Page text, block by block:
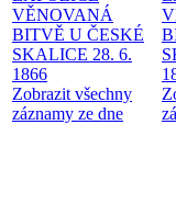
VĚNOVANÁ
BITVĚ U ČESKÉ
SKALICE 28. 6.
1866
Zobrazit všechny
záznamy ze dne